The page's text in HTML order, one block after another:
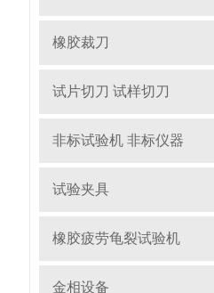
橡胶裁刀
试片切刀 试样切刀
非标试验机 非标仪器
试验夹具
橡胶疲劳龟裂试验机
金相设备